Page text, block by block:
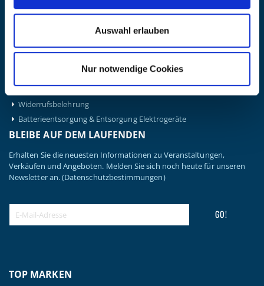
Auswahl erlauben
Nur notwendige Cookies
Impressum
Preisvorschlag erstellen
Zahlungsbedingungen
Datenschutzerklärung
Widerrufsbelehrung
Batterieentsorgung & Entsorgung Elektrogeräte
BLEIBE AUF DEM LAUFENDEN
Erhalten Sie die neuesten Informationen zu Veranstaltungen,
Verkäufen und Angeboten. Melden Sie sich noch heute für unseren
Newsletter an.(Datenschutzbestimmungen)
GO!
TOP MARKEN